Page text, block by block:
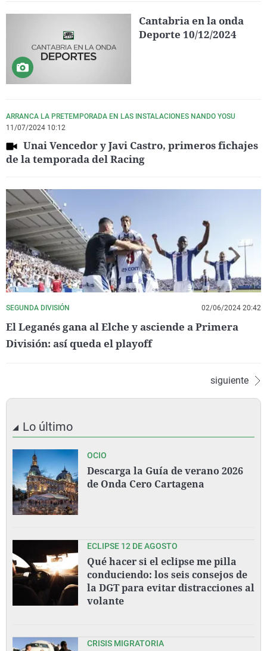
Cantabria en la onda
Deporte 10/12/2024
ARRANCA LA PRETEMPORADA EN LAS INSTALACIONES NANDO YOSU
11/07/2024 10:12
Unai Vencedor y Javi Castro, primeros fichajes
de la temporada del Racing
SEGUNDA DIVISIÓN 02/06/2024 20:42
El Leganés gana al Elche y asciende a Primera
División: así queda el playoff
siguiente
Lo último
OCIO
Descarga la Guía de verano 2026
de Onda Cero Cartagena
ECLIPSE 12 DE AGOSTO
Qué hacer si el eclipse me pilla
conduciendo: los seis consejos de
la DGT para evitar distracciones al
volante
CRISIS MIGRATORIA